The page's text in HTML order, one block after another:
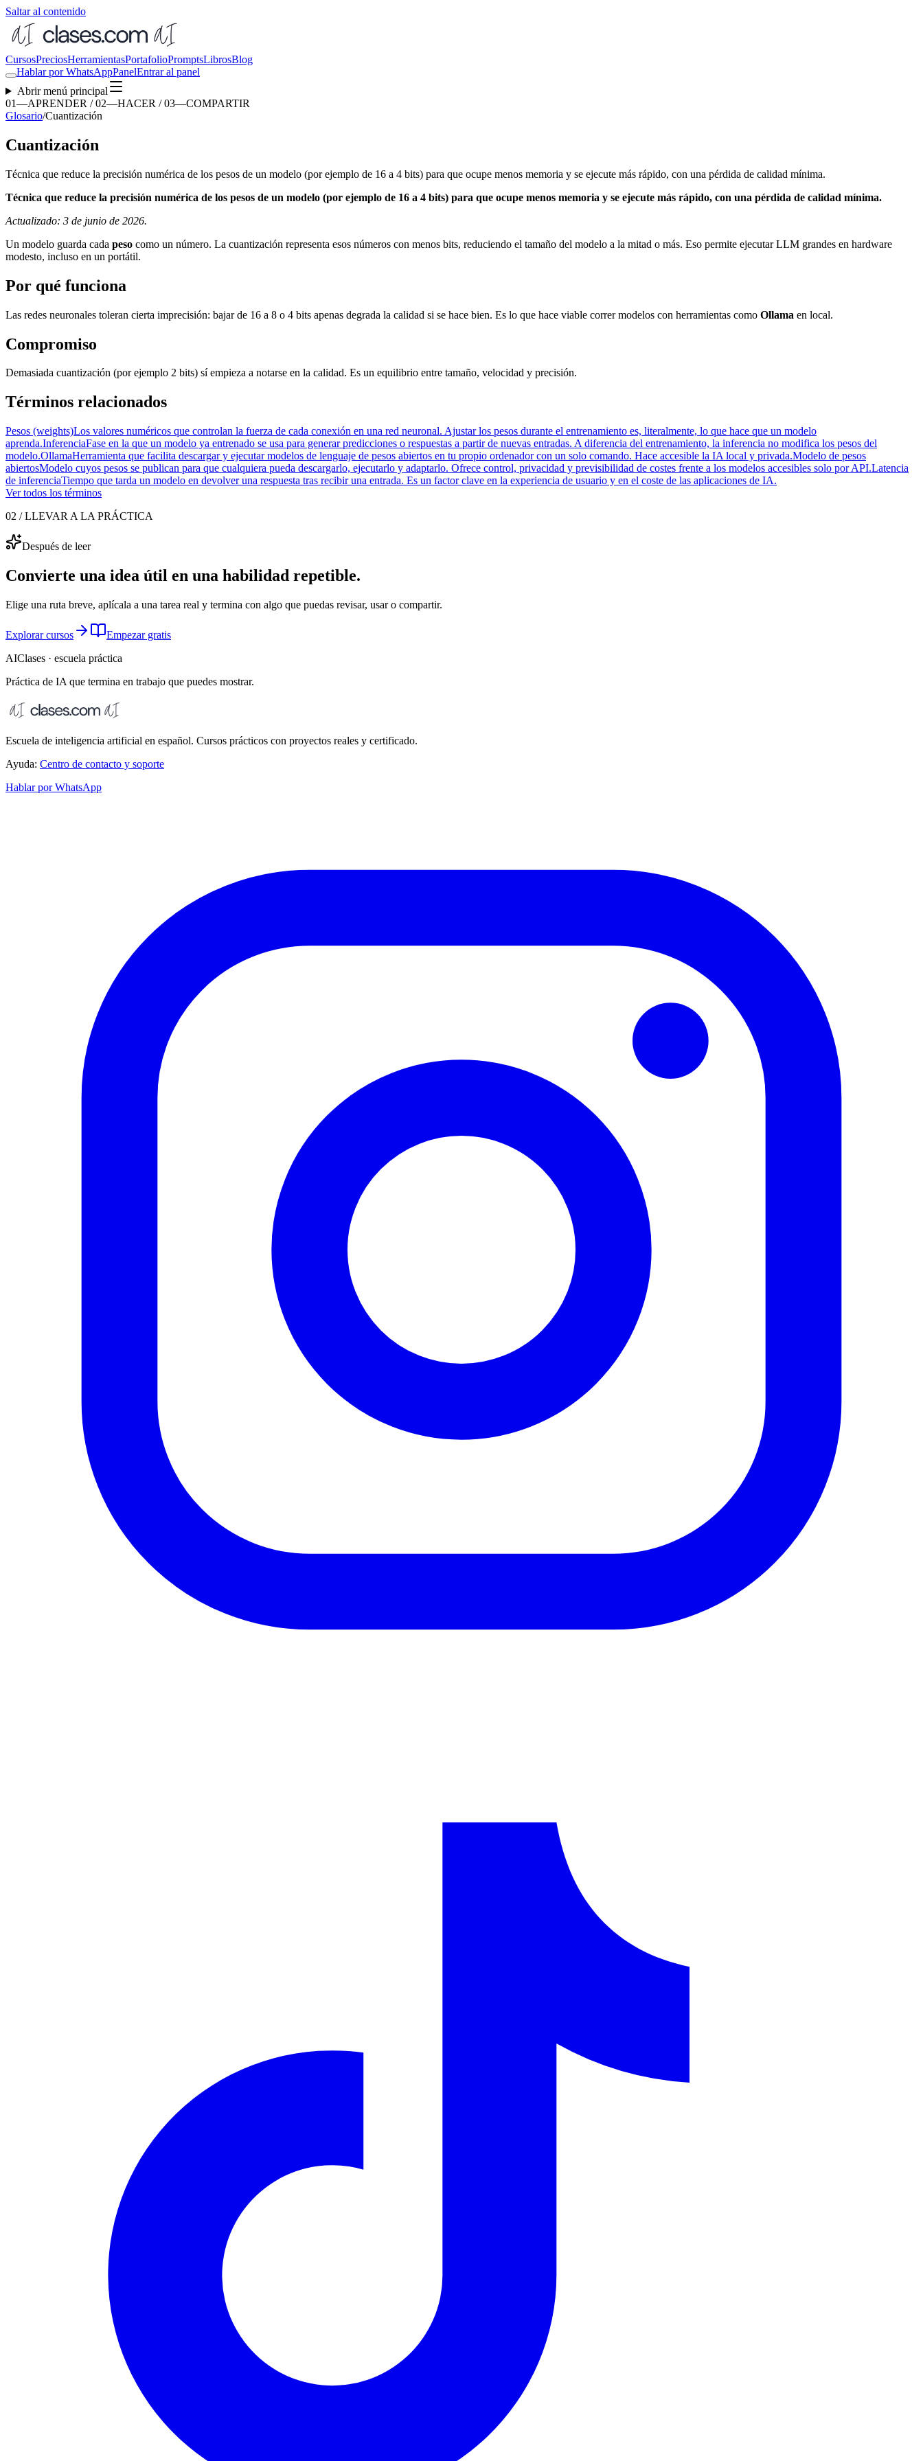
Saltar al contenido
CursosPreciosHerramientasPortafolioPromptsLibrosBlog
Hablar por WhatsAppPanelEntrar al panel
Abrir menú principal
01—APRENDER / 02—HACER / 03—COMPARTIR
Glosario/Cuantización
Cuantización
Técnica que reduce la precisión numérica de los pesos de un modelo (por ejemplo de 16 a 4 bits) para que ocupe menos memoria y se ejecute más rápido, con una pérdida de calidad mínima.
Técnica que reduce la precisión numérica de los pesos de un modelo (por ejemplo de 16 a 4 bits) para que ocupe menos memoria y se ejecute más rápido, con una pérdida de calidad mínima.
Actualizado: 3 de junio de 2026.
Un modelo guarda cada peso como un número. La cuantización representa esos números con menos bits, reduciendo el tamaño del modelo a la mitad o más. Eso permite ejecutar LLM grandes en hardware
modesto, incluso en un portátil.
Por qué funciona
Las redes neuronales toleran cierta imprecisión: bajar de 16 a 8 o 4 bits apenas degrada la calidad si se hace bien. Es lo que hace viable correr modelos con herramientas como Ollama en local.
Compromiso
Demasiada cuantización (por ejemplo 2 bits) sí empieza a notarse en la calidad. Es un equilibrio entre tamaño, velocidad y precisión.
Términos relacionados
Pesos (weights)Los valores numéricos que controlan la fuerza de cada conexión en una red neuronal. Ajustar los pesos durante el entrenamiento es, literalmente, lo que hace que un modelo
aprenda.InferenciaFase en la que un modelo ya entrenado se usa para generar predicciones o respuestas a partir de nuevas entradas. A diferencia del entrenamiento, la inferencia no modifica los pesos del
modelo.OllamaHerramienta que facilita descargar y ejecutar modelos de lenguaje de pesos abiertos en tu propio ordenador con un solo comando. Hace accesible la IA local y privada.Modelo de pesos
abiertosModelo cuyos pesos se publican para que cualquiera pueda descargarlo, ejecutarlo y adaptarlo. Ofrece control, privacidad y previsibilidad de costes frente a los modelos accesibles solo por API.Latencia
de inferenciaTiempo que tarda un modelo en devolver una respuesta tras recibir una entrada. Es un factor clave en la experiencia de usuario y en el coste de las aplicaciones de IA.
Ver todos los términos
02 / LLEVAR A LA PRÁCTICA
Después de leer
Convierte una idea útil en una habilidad repetible.
Elige una ruta breve, aplícala a una tarea real y termina con algo que puedas revisar, usar o compartir.
Explorar cursos
Empezar gratis
AIClases · escuela práctica
Práctica de IA que termina en trabajo que puedes mostrar.
Escuela de inteligencia artificial en español. Cursos prácticos con proyectos reales y certificado.
Ayuda: Centro de contacto y soporte
Hablar por WhatsApp